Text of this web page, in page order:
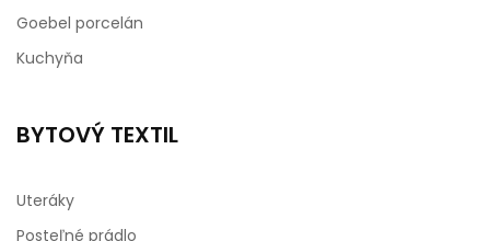
Goebel porcelán
Kuchyňa
BYTOVÝ TEXTIL
Uteráky
Posteľné prádlo